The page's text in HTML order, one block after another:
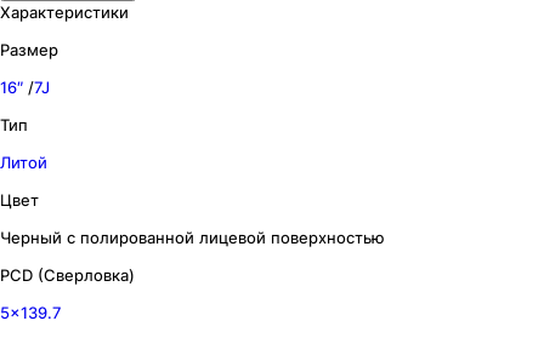
Характеристики
Размер
16″ /7J
Тип
Литой
Цвет
Черный с полированной лицевой поверхностью
PCD (Сверловка)
5x139.7